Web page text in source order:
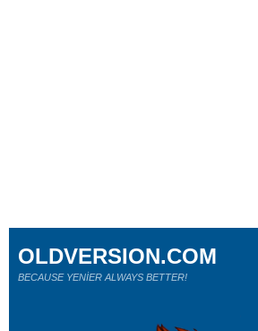
OLDVERSION.COM
BECAUSE YENİER ALWAYS BETTER!